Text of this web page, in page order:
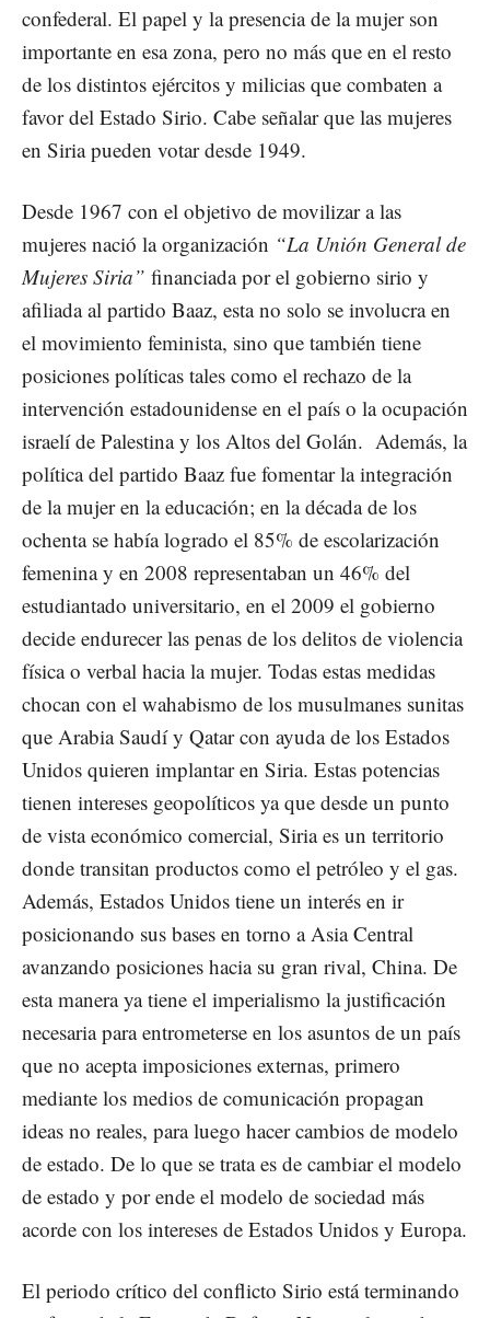
confederal. El papel y la presencia de la mujer son
importante en esa zona, pero no más que en el resto
de los distintos ejércitos y milicias que combaten a
favor del Estado Sirio. Cabe señalar que las mujeres
en Siria pueden votar desde 1949.
Desde 1967 con el objetivo de movilizar a las
mujeres nació la organización “La Unión General de
Mujeres Siria” financiada por el gobierno sirio y
afiliada al partido Baaz, esta no solo se involucra en
el movimiento feminista, sino que también tiene
posiciones políticas tales como el rechazo de la
intervención estadounidense en el país o la ocupación
israelí de Palestina y los Altos del Golán. Además, la
política del partido Baaz fue fomentar la integración
de la mujer en la educación; en la década de los
ochenta se había logrado el 85% de escolarización
femenina y en 2008 representaban un 46% del
estudiantado universitario, en el 2009 el gobierno
decide endurecer las penas de los delitos de violencia
física o verbal hacia la mujer. Todas estas medidas
chocan con el wahabismo de los musulmanes sunitas
que Arabia Saudí y Qatar con ayuda de los Estados
Unidos quieren implantar en Siria. Estas potencias
tienen intereses geopolíticos ya que desde un punto
de vista económico comercial, Siria es un territorio
donde transitan productos como el petróleo y el gas.
Además, Estados Unidos tiene un interés en ir
posicionando sus bases en torno a Asia Central
avanzando posiciones hacia su gran rival, China. De
esta manera ya tiene el imperialismo la justificación
necesaria para entrometerse en los asuntos de un país
que no acepta imposiciones externas, primero
mediante los medios de comunicación propagan
ideas no reales, para luego hacer cambios de modelo
de estado. De lo que se trata es de cambiar el modelo
de estado y por ende el modelo de sociedad más
acorde con los intereses de Estados Unidos y Europa.
El periodo crítico del conflicto Sirio está terminando